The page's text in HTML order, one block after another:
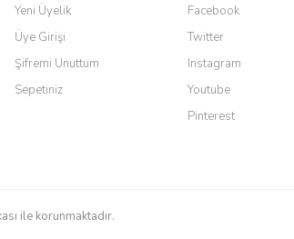
Yeni Üyelik
Üye Girişi
Şifremi Unuttum
Sepetiniz
Facebook
Twitter
Instagram
Youtube
Pinterest
ile korunmaktadır.